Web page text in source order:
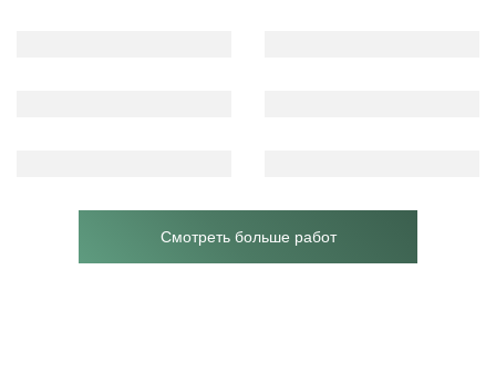
Смотреть больше работ